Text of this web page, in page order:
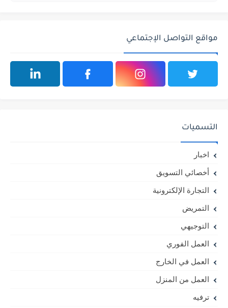
مواقع التواصل الإجتماعي
التسميات
اخبار
أخصائي التسويق
التجارة الإلكترونية
التمريض
التوجيهي
العمل الفوري
العمل في الخارج
العمل من المنزل
ترفيه